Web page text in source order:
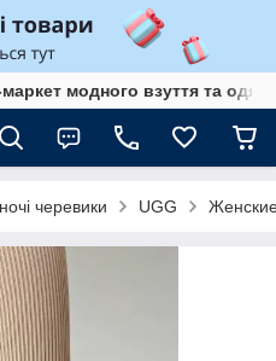
модного взуття та
черевики UGG